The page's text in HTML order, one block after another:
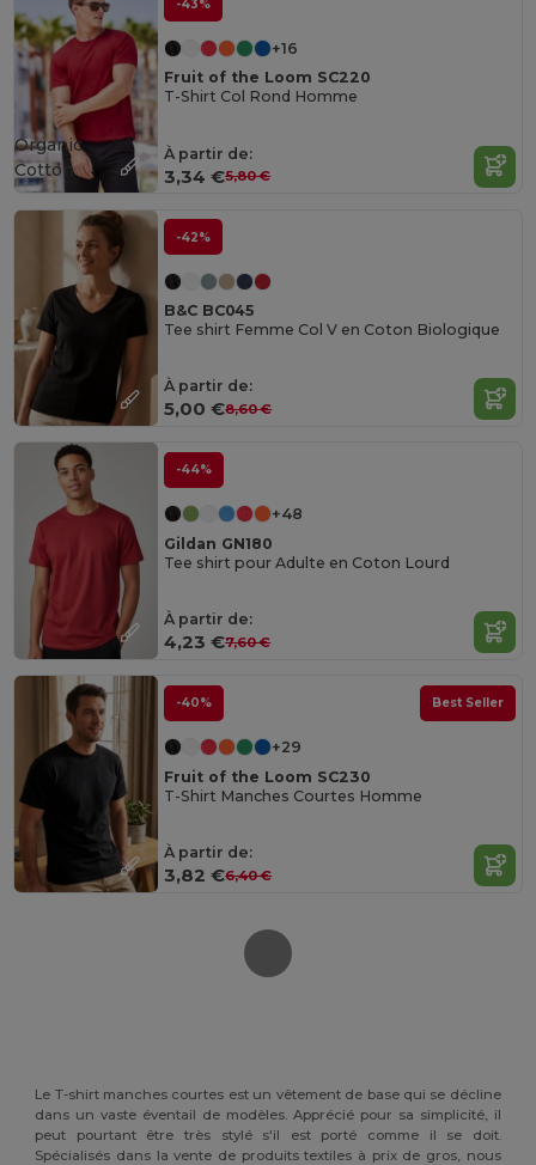
-43%
+16
Fruit of the Loom SC220
T-Shirt Col Rond Homme
À partir de:
3,34 €5,80 €
Organic
Cotton
-42%
B&C BC045
Tee shirt Femme Col V en Coton Biologique
À partir de:
5,00 €8,60 €
-44%
+48
Gildan GN180
Tee shirt pour Adulte en Coton Lourd
À partir de:
4,23 €7,60 €
-40% Best Seller
+29
Fruit of the Loom SC230
T-Shirt Manches Courtes Homme
À partir de:
3,82 €6,40 €
Le T-shirt manches courtes est un vêtement de base qui se décline
dans un vaste éventail de modèles. Apprécié pour sa simplicité, il
peut pourtant être très stylé s'il est porté comme il se doit.
Spécialisés dans la vente de produits textiles à prix de gros, nous